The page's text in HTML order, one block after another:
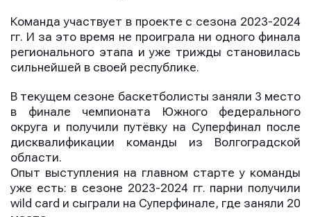
Команда участвует в проекте с сезона 2023-2024
гг. И за это время не проиграла ни одного финала
регионального этапа и уже трижды становилась
сильнейшей в своей республике.
В текущем сезоне баскетболисты заняли 3 место
в финале чемпионата Южного федерального
округа и получили путёвку на Суперфинал после
дисквалификации команды из Волгоградской
области.
Опыт выступления на главном старте у команды
уже есть: в сезоне 2023-2024 гг. парни получили
wild card и сыграли на Суперфинале, где заняли 20